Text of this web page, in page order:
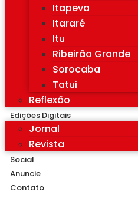
Itapeva
Itararé
Itu
Ribeirão Grande
Sorocaba
Tatui
Reflexão
Edições Digitais
Jornal
Revista
Social
Anuncie
Contato